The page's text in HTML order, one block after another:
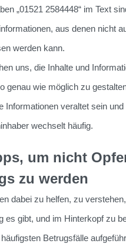
„01521 2584448“ im Text
aus denen nicht
werden kann.
uns, die Inhalte und
genau wie möglich zu
Informationen veraltet sein und
wechselt häufig.
um nicht
zu werden
dabei zu helfen, zu
es gibt, und im Hinterkopf zu
Betrugsfälle